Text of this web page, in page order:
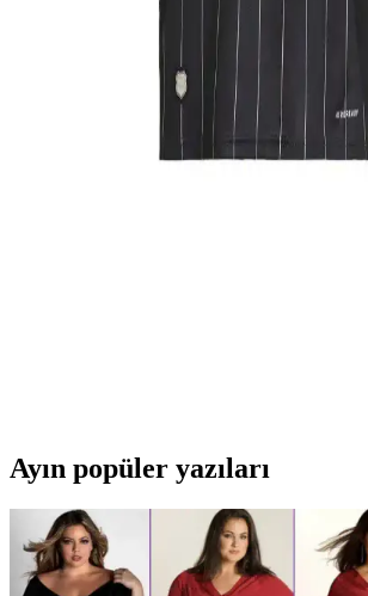
Beşiktaş 2013-2014 sezonu forması, şık
koleksiyoncuların ilgisini çeker. Kaliteli
detaylarıyla bu sezonun forması, kulüp
Beşiktaş Atatürk Formaları: Tarih
Değerlerin Birleştiği Spor Giysisi
Ayın popüler yazıları